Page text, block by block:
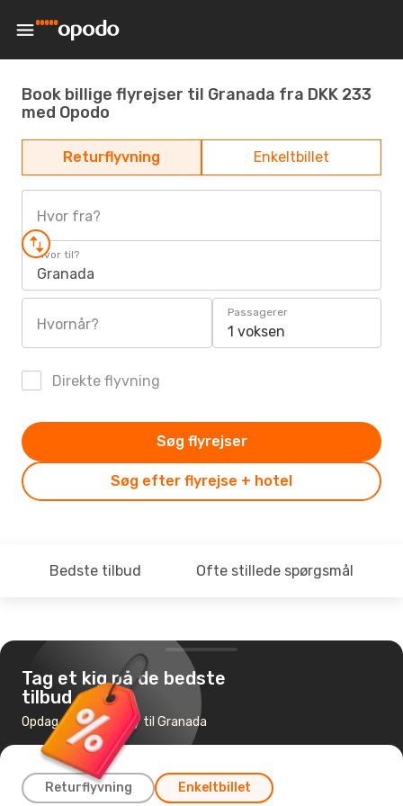
Book billige flyrejser til Granada fra DKK 233
med Opodo
Returflyvning Enkeltbillet
Hvor fra?
Hvor til?
Granada
Hvornår?
Passagerer
1 voksen
Direkte flyvning
Søg efter flyrejse + hotel
Søg flyrejser
Bedste tilbud Ofte stillede spørgsmål
Tag et kig på de bedste
tilbud
Opdag de billigste fly til Granada
Returflyvning Enkeltbillet